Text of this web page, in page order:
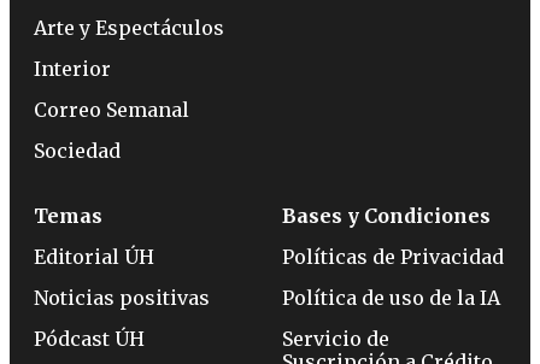
Arte y Espectáculos
Interior
Correo Semanal
Sociedad
Temas
Editorial ÚH
Noticias positivas
Pódcast ÚH
Bases y Condiciones
Políticas de Privacidad
Política de uso de la IA
Servicio de